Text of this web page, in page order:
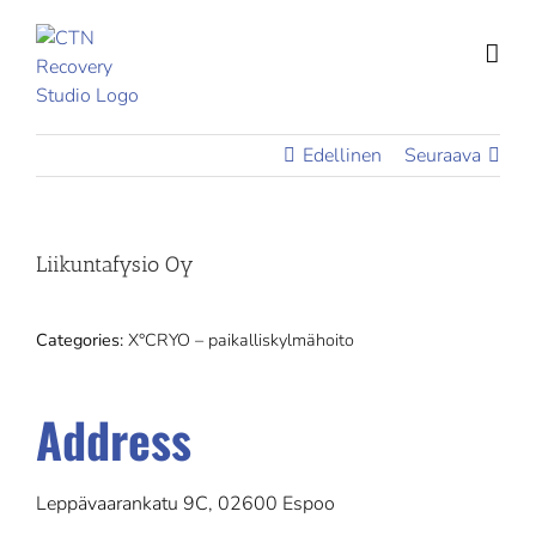
content
Edellinen Seuraava
Liikuntafysio Oy
Categories: X°CRYO – paikalliskylmähoito
Address
Leppävaarankatu 9C, 02600 Espoo